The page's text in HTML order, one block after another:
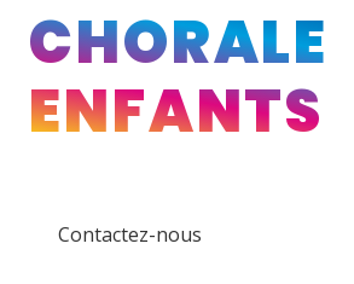
CHORALE
ENFANTS
Contactez-nous